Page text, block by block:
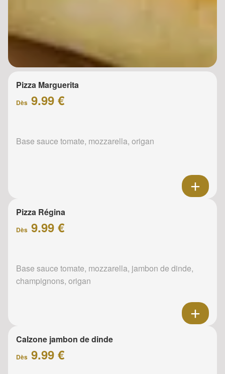
Pizza Marguerita
Dès 9.99 €
Base sauce tomate, mozzarella, origan
Pizza Régina
Dès 9.99 €
Base sauce tomate, mozzarella, jambon de dinde,
champignons, origan
Calzone jambon de dinde
Dès 9.99 €